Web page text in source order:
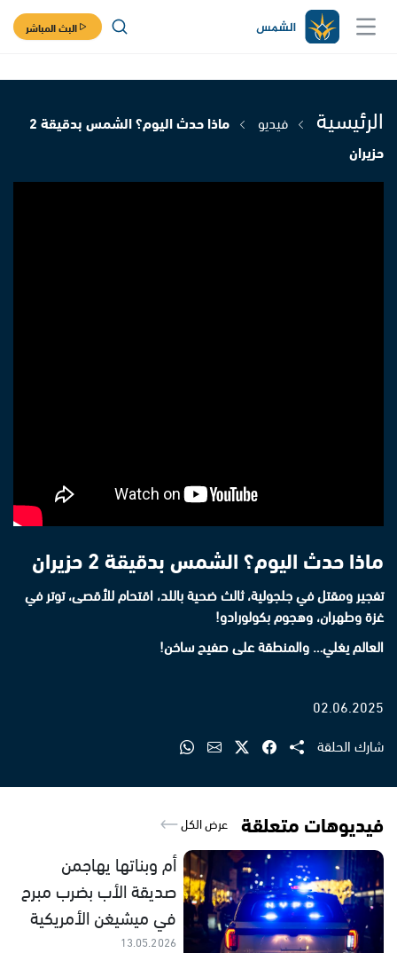
البث المباشر
الرئيسية فيديو
ماذا حدث اليوم؟ الشمس بدقيقة 2
حزيران
ماذا حدث اليوم؟ الشمس بدقيقة 2 حزيران
تفجير ومقتل في جلجولية، ثالث ضحية باللد، اقتحام للأقصى، توتر في
غزة وطهران، وهجوم بكولورادو!
العالم يغلي… والمنطقة على صفيح ساخن!
02.06.2025
شارك الحلقة
فيديوهات متعلقة عرض الكل
أم وبناتها يهاجمن
صديقة الأب بضرب مبرح
في ميشيغن الأمريكية
13.05.2026